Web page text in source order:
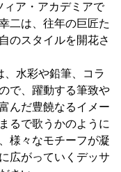
ア・アカデミアで
二は、往年の巨匠た
のスタイルを開花さ
水彩や鉛筆、コラ
で、躍動する筆致や
んだ豊饒なるイメー
るで歌うかのように
様々なモチーフが凝
広がっていくデッサ